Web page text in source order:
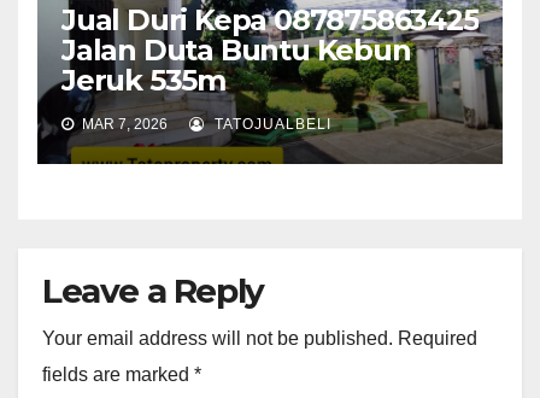
Jual Duri Kepa 087875863425
Jalan Duta Buntu Kebun
Jeruk 535m
MAR 7, 2026 TATOJUALBELI
Leave a Reply
Your email address will not be published. Required
fields are marked *